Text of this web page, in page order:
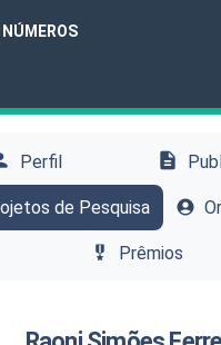
NÚMEROS
Perfil description
de Pesquisa account_circle
military_tech Prêmios